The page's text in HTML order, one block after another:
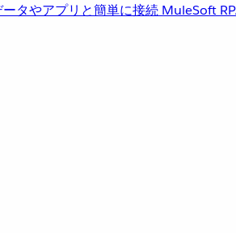
ータやアプリと簡単に接続 MuleSoft